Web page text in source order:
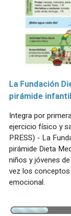
La Fundación
pirámide
Integra por
ejercicio físico y
PRESS) - La
pirámide Dieta
niños y jóvenes
vez los
emocional.